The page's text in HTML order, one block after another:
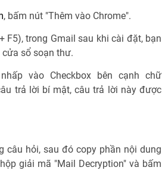
, bấm nút "Thêm vào Chrome".
F5), trong Gmail sau khi cài đặt, bạn
sổ soạn thư.
vào Checkbox bên cạnh chữ
trả lời bí mật, câu trả lời này được
câu hỏi, sau đó copy phần nội dung
giải mã "Mail Decryption" và bấm